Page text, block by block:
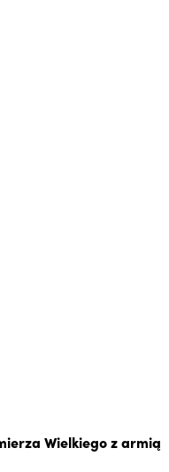
Wielkiego z armią